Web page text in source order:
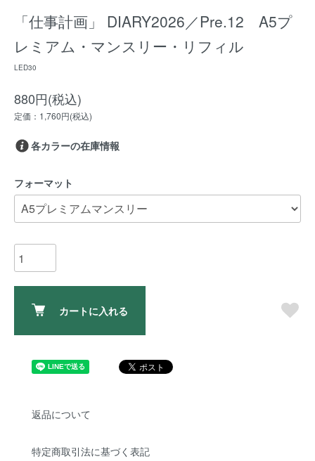
「仕事計画」 DIARY2026／Pre.12 A5プ
レミアム・マンスリー・リフィル
LED30
880円(税込)
定価：1,760円(税込)
各カラーの在庫情報
フォーマット
カートに入れる
返品について
特定商取引法に基づく表記